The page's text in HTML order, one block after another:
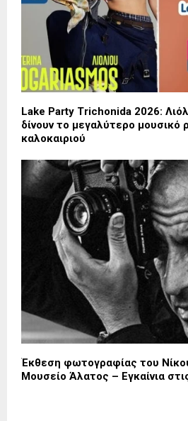
Lake Party Trichonida 2026:
δίνουν το μεγαλύτερο μουσικό
καλοκαιριού
Έκθεση φωτογραφίας του
Μουσείο Άλατος – Εγκαίνια